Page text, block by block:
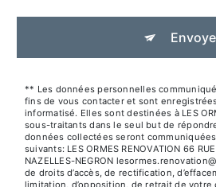
** Les données personnelles
fins de vous contacter et sont
informatisé. Elles sont destinées à LES
sous-traitants dans le seul but de
données collectées seront
suivants: LES ORMES RENOVATION 66
NAZELLES-NEGRON
de droits d’accès, de rectification,
limitation, d’opposition, de retrait de